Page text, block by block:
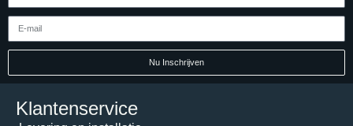
Nu Inschrijven
Klantenservice